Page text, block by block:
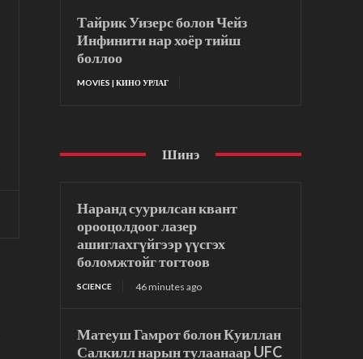
Тайрик Уизерс болон Чейз
Инфинити нар хоёр тийш
боллоо
MOVIES | КИНО УРЛАГ
Шинэ
Наранд суурилсан квант
орооцолдоог лазер
ашиглахгүйгээр үүсгэх
боломжтойг тогтоов
SCIENCE 46 minutes ago
Матеуш Гамрот болон Куиллан
Салкилл нарын тулаанаар UFC